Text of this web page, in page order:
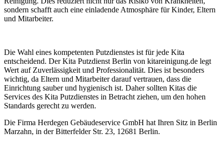
sondern schafft auch eine einladende Atmosphäre für Kinder, Eltern
und Mitarbeiter.
Die Wahl eines kompetenten Putzdienstes ist für jede Kita
entscheidend. Der Kita Putzdienst Berlin von kitareinigung.de legt
Wert auf Zuverlässigkeit und Professionalität. Dies ist besonders
wichtig, da Eltern und Mitarbeiter darauf vertrauen, dass die
Einrichtung sauber und hygienisch ist. Daher sollten Kitas die
Services des Kita Putzdienstes in Betracht ziehen, um den hohen
Standards gerecht zu werden.
Die Firma Herdegen Gebäudeservice GmbH hat Ihren Sitz in Berlin
Marzahn, in der Bitterfelder Str. 23, 12681 Berlin.